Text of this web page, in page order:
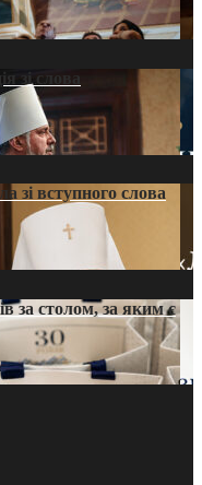
зі слова
зі вступного слова
за столом, за яким є